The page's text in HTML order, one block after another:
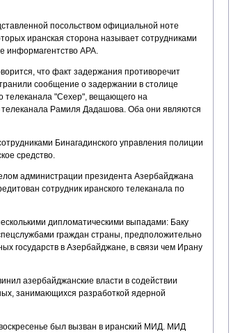
посольством официальной ноте
иранская сторона называет сотрудниками
информагентство АРА.
что факт задержания противоречит
сообщение о задержании в столице
телеканала "Сехер", вещающего на
Рамиля Дадашова. Оба они являются
Бинагадинского управления полиции
средство.
администрации президента Азербайджана
сотрудник иранского телеканала по
дипломатическими выпадами: Баку
граждан страны, предположительно
государств в Азербайджане, в связи чем Ирану
азербайджанские власти в содействии
занимающихся разработкой ядерной
был вызван в иранский МИД. МИД